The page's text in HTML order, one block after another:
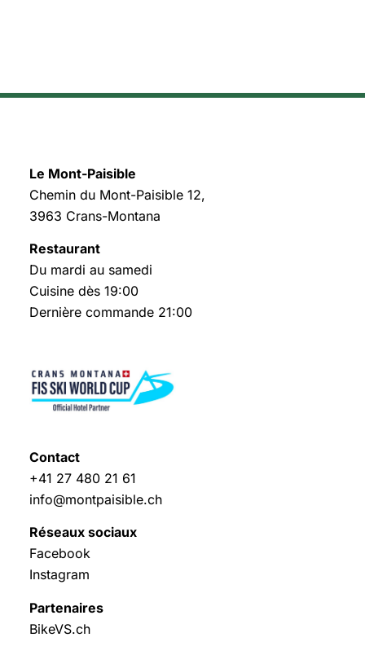
Le Mont-Paisible
Chemin du Mont-Paisible 12,
3963 Crans-Montana
Restaurant
Du mardi au samedi
Cuisine dès 19:00
Dernière commande 21:00
Contact
+41 27 480 21 61
info@montpaisible.ch
Réseaux sociaux
Facebook
Instagram
Partenaires
BikeVS.ch